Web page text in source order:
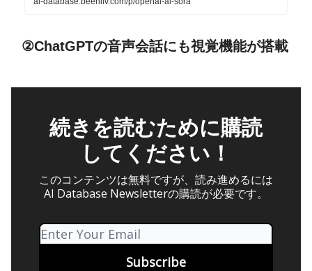
②ChatGPTの音声会話にも視覚機能が搭載
続きを読むために購読
してください！
このコンテンツは無料ですが、読み進めるには
AI Database Newsletterの購読が必要です。